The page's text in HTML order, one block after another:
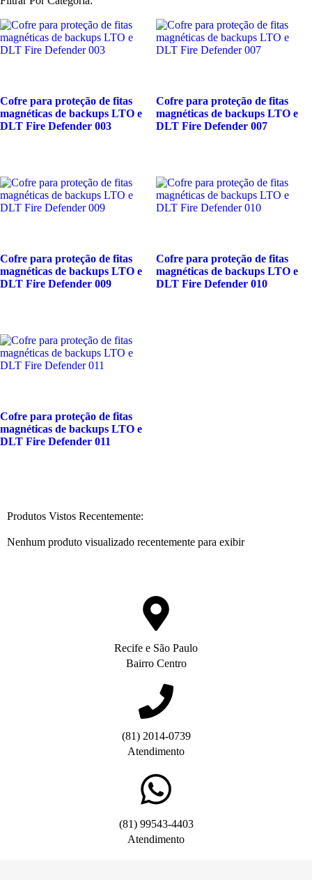
Cofre para proteção de fitas
magnéticas de backups LTO e
DLT Fire Defender 003
Cofre para proteção de fitas
magnéticas de backups LTO e
DLT Fire Defender 007
Cofre para proteção de fitas
magnéticas de backups LTO e
DLT Fire Defender 009
Cofre para proteção de fitas
magnéticas de backups LTO e
DLT Fire Defender 010
Cofre para proteção de fitas
magnéticas de backups LTO e
DLT Fire Defender 011
Produtos Vistos Recentemente:
Nenhum produto visualizado recentemente para exibir
Recife e São Paulo
Bairro Centro
(81) 2014-0739
Atendimento
(81) 99543-4403
Atendimento